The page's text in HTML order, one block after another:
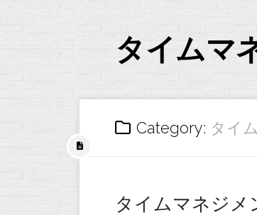
タイムマ
Category: タイ
タイムマネジメ